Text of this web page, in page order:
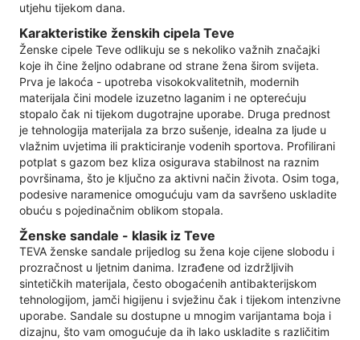
utjehu tijekom dana.
Karakteristike ženskih cipela Teve
Ženske cipele Teve odlikuju se s nekoliko važnih značajki
koje ih čine željno odabrane od strane žena širom svijeta.
Prva je lakoća - upotreba visokokvalitetnih, modernih
materijala čini modele izuzetno laganim i ne opterećuju
stopalo čak ni tijekom dugotrajne uporabe. Druga prednost
je tehnologija materijala za brzo sušenje, idealna za ljude u
vlažnim uvjetima ili prakticiranje vodenih sportova. Profilirani
potplat s gazom bez kliza osigurava stabilnost na raznim
površinama, što je ključno za aktivni način života. Osim toga,
podesive naramenice omogućuju vam da savršeno uskladite
obuću s pojedinačnim oblikom stopala.
Ženske sandale - klasik iz Teve
TEVA ženske sandale prijedlog su žena koje cijene slobodu i
prozračnost u ljetnim danima. Izrađene od izdržljivih
sintetičkih materijala, često obogaćenih antibakterijskom
tehnologijom, jamči higijenu i svježinu čak i tijekom intenzivne
uporabe. Sandale su dostupne u mnogim varijantama boja i
dizajnu, što vam omogućuje da ih lako uskladite s različitim